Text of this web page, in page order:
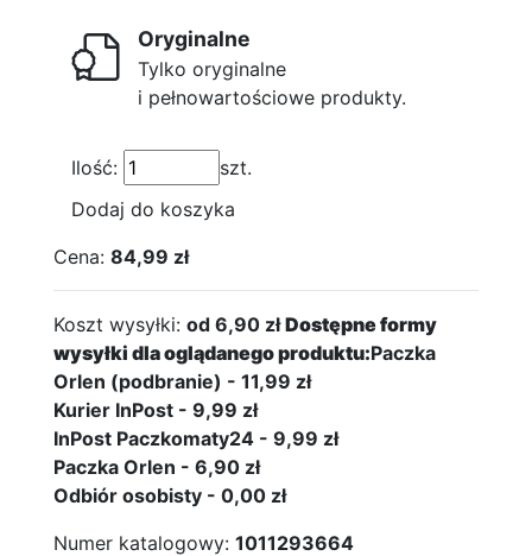
Oryginalne
Tylko oryginalne
i pełnowartościowe produkty.
Ilość:
szt.
Dodaj do koszyka
Cena: 84,99 zł
Koszt wysyłki: od 6,90 złDostępne formy
wysyłki dla oglądanego produktu:Paczka
Orlen (podbranie) - 11,99 zł
Kurier InPost - 9,99 zł
InPost Paczkomaty24 - 9,99 zł
Paczka Orlen - 6,90 zł
Odbiór osobisty - 0,00 zł
Numer katalogowy: 1011293664